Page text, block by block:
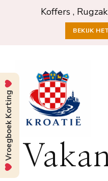
Koffers ,
BEKIJK
Vroegboek Korting